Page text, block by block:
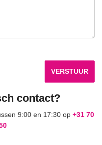
VERSTUUR
contact?
9:00 en 17:30 op +31 70